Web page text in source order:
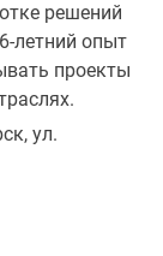
решений
летний опыт
проекты
ул.